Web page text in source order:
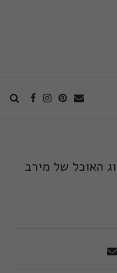
האוכל של מירב